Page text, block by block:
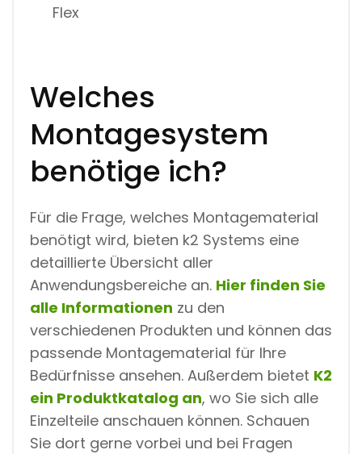
Flex
Welches
Montagesystem
benötige ich?
Für die Frage, welches Montagematerial
benötigt wird, bieten k2 Systems eine
detaillierte Übersicht aller
Anwendungsbereiche an. Hier finden Sie
alle Informationen zu den
verschiedenen Produkten und können das
passende Montagematerial für Ihre
Bedürfnisse ansehen. Außerdem bietet K2
ein Produktkatalog an, wo Sie sich alle
Einzelteile anschauen können. Schauen
Sie dort gerne vorbei und bei Fragen